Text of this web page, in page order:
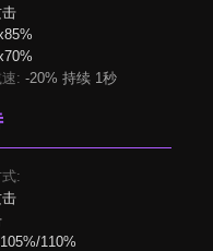
: -20% 持续 1秒
:
110%